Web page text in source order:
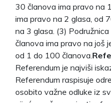
30 članova ima pravo na
ima pravo na 2 glasa, od
na 3 glasa. (3)
članova ima pravo na još
od 1 do 100 članova.
Referendum je najviši
Referendum raspisuje
osobito važne odluke iz